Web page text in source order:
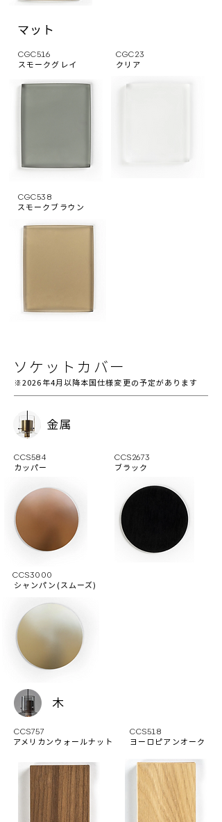
マット
CGC516
スモークグレイ
CGC23
クリア
CGC538
スモークブラウン
ソケットカバー
※2026年4月以降本国仕様変更の予定があります
金属
CCS584
カッパー
CCS2673
ブラック
CCS3000
シャンパン(スムーズ)
木
CCS757
アメリカンウォールナット
CCS518
ヨーロピアンオーク